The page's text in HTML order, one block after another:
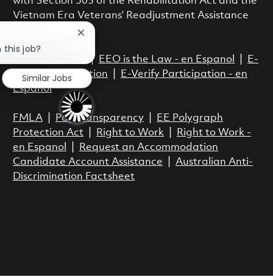
Vietnam Era Veterans’ Readjustment Assistance
| EEO is the Law - en Espanol
E-
Verify Participation
E-Verify Participation - en
Espanol
FMLA| Pay Transparency|
EE Polygraph
Protection Act| Right to Work|
Right to Work -
en Espanol
Request an Accommodation
Candidate Account Assistance
Australian Anti-
Discrimination Factsheet
this job?
Close chatbot notification
Similar Jobs